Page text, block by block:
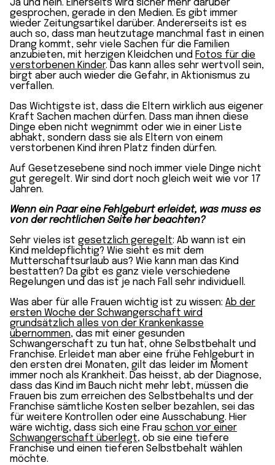
Ja und nein. Einerseits wird sicher mehr darüber
gesprochen, gerade in den Medien. Es gibt immer
wieder Zeitungsartikel darüber. Andererseits ist es
auch so, dass man heutzutage manchmal fast in einen
Drang kommt, sehr viele Sachen für die Familien
anzubieten, mit herzigen Kleidchen und Fotos für die
verstorbenen Kinder. Das kann alles sehr wertvoll sein,
birgt aber auch wieder die Gefahr, in Aktionismus zu
verfallen.
Das Wichtigste ist, dass die Eltern wirklich aus eigener
Kraft Sachen machen dürfen. Dass man ihnen diese
Dinge eben nicht wegnimmt oder wie in einer Liste
abhakt, sondern dass sie als Eltern von einem
verstorbenen Kind ihren Platz finden dürfen.
Auf Gesetzesebene sind noch immer viele Dinge nicht
gut geregelt. Wir sind dort noch gleich weit wie vor 17
Jahren.
Wenn ein Paar eine Fehlgeburt erleidet, was muss es
von der rechtlichen Seite her beachten?
Sehr vieles ist gesetzlich geregelt: Ab wann ist ein
Kind meldepflichtig? Wie sieht es mit dem
Mutterschaftsurlaub aus? Wie kann man das Kind
bestatten? Da gibt es ganz viele verschiedene
Regelungen und das ist je nach Fall sehr individuell.
Was aber für alle Frauen wichtig ist zu wissen: Ab der
ersten Woche der Schwangerschaft wird
grundsätzlich alles von der Krankenkasse
übernommen, das mit einer gesunden
Schwangerschaft zu tun hat, ohne Selbstbehalt und
Franchise. Erleidet man aber eine frühe Fehlgeburt in
den ersten drei Monaten, gilt das leider im Moment
immer noch als Krankheit. Das heisst, ab der Diagnose,
dass das Kind im Bauch nicht mehr lebt, müssen die
Frauen bis zum erreichen des Selbstbehalts und der
Franchise sämtliche Kosten selber bezahlen, sei das
für weitere Kontrollen oder eine Ausschabung. Hier
wäre wichtig, dass sich eine Frau schon vor einer
Schwangerschaft überlegt, ob sie eine tiefere
Franchise und einen tieferen Selbstbehalt wählen
möchte.